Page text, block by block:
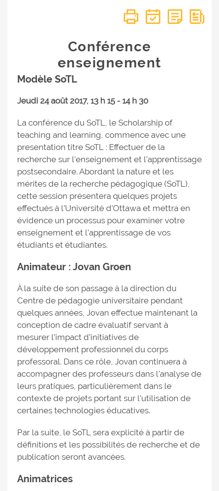
Conférence
enseignement
Modèle SoTL
Jeudi 24 août 2017, 13 h 15 - 14 h 30
La conférence du SoTL, le Scholarship of
teaching and learning, commence avec une
presentation titre SoTL : Effectuer de la
recherche sur l’enseignement et l’apprentissage
postsecondaire. Abordant la nature et les
mérites de la recherche pédagogique (SoTL),
cette session présentera quelques projets
effectués à l’Université d’Ottawa et mettra en
évidence un processus pour examiner votre
enseignement et l’apprentissage de vos
étudiants et étudiantes.
Animateur : Jovan Groen
À la suite de son passage à la direction du
Centre de pédagogie universitaire pendant
quelques années, Jovan effectue maintenant la
conception de cadre évaluatif servant à
mesurer l’impact d’initiatives de
développement professionnel du corps
professoral. Dans ce rôle, Jovan continuera à
accompagner des professeurs dans l’analyse de
leurs pratiques, particulièrement dans le
contexte de projets portant sur l’utilisation de
certaines technologies éducatives.
Par la suite, le SoTL sera explicité à partir de
définitions et les possibilités de recherche et de
publication seront avancées.
Animatrices